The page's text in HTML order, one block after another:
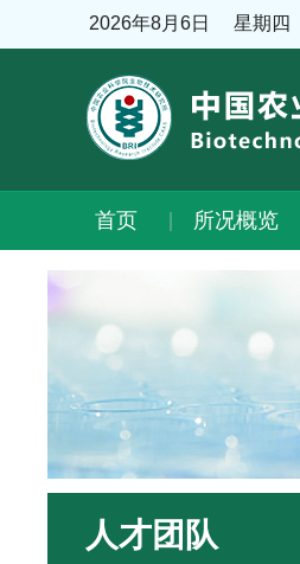
2026年8月6日 星期四
首页 所况概览
人才团队